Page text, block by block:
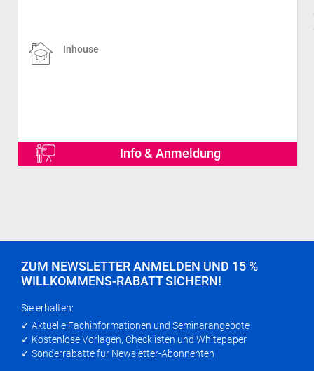
Inhouse
Info & Anmeldung
ZUM NEWSLETTER ANMELDEN UND 15 %
WILLKOMMENS-RABATT SICHERN!
Sie erhalten:
✓ Aktuelle Fachinformationen und Seminarangebote
✓ Kostenlose Vorlagen, Checklisten und Whitepaper
✓ Sonderrabatte für Newsletter-Abonnenten